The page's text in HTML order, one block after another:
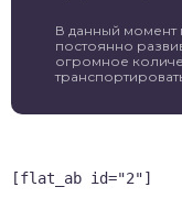
В данный момент
постоянно
огромное
[flat_ab id="2"]